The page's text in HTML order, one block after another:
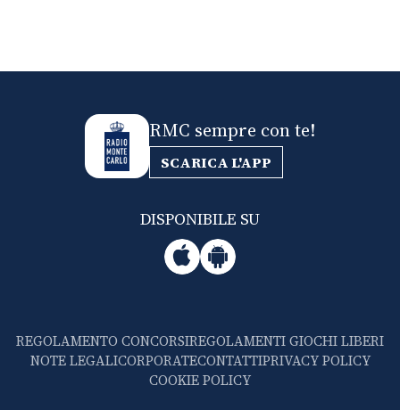
RMC sempre con te!
SCARICA L'APP
DISPONIBILE SU
REGOLAMENTO CONCORSIREGOLAMENTI GIOCHI LIBERI
NOTE LEGALICORPORATECONTATTIPRIVACY POLICY
COOKIE POLICY